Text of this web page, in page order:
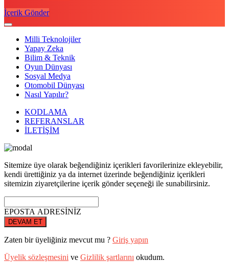
İçerik Gönder
Milli Teknolojiler
Yapay Zeka
Bilim & Teknik
Oyun Dünyası
Sosyal Medya
Otomobil Dünyası
Nasıl Yapılır?
KODLAMA
REFERANSLAR
İLETİŞİM
Sitemize üye olarak beğendiğiniz içerikleri favorilerinize ekleyebilir,
kendi ürettiğiniz ya da internet üzerinde beğendiğiniz içerikleri
sitemizin ziyaretçilerine içerik gönder seçeneği ile sunabilirsiniz.
EPOSTA ADRESİNİZ
DEVAM ET
Zaten bir üyeliğiniz mevcut mu ? Giriş yapın
Üyelik sözleşmesini ve Gizlilik şartlarını okudum.